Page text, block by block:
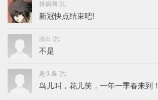
择偶网 说:
新冠快点结束吧!
淡出 说:
不是
趣头条 说:
鸟儿叫，花儿笑，一年一季春来到！